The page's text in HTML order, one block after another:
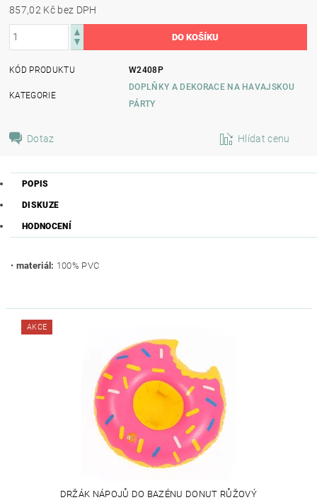
857,02 Kč bez DPH
KÓD PRODUKTU W2408P
KATEGORIE
DOPLŇKY A DEKORACE NA HAVAJSKOU
PÁRTY
Dotaz Hlídat cenu
POPIS
DISKUZE
HODNOCENÍ
• materiál: 100% PVC
AKCE
DRŽÁK NÁPOJŮ DO BAZÉNU DONUT RŮŽOVÝ